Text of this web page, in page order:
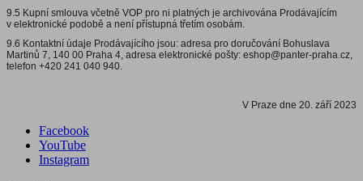
9.5 Kupní smlouva včetně VOP pro ni platných je archivována Prodávajícím
v elektronické podobě a není přístupná třetím osobám.
9.6 Kontaktní údaje Prodávajícího jsou: adresa pro doručování Bohuslava
Martinů 7, 140 00 Praha 4, adresa elektronické pošty: eshop@panter-praha.cz,
telefon +420 241 040 940.
V Praze dne 20. září 2023
Facebook
YouTube
Instagram